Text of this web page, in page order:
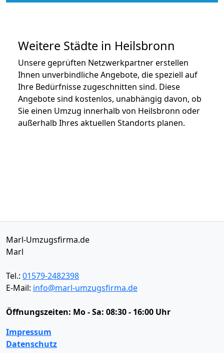
Weitere Städte in Heilsbronn
Unsere geprüften Netzwerkpartner erstellen
Ihnen unverbindliche Angebote, die speziell auf
Ihre Bedürfnisse zugeschnitten sind. Diese
Angebote sind kostenlos, unabhängig davon, ob
Sie einen Umzug innerhalb von Heilsbronn oder
außerhalb Ihres aktuellen Standorts planen.
Marl-Umzugsfirma.de
Marl
Tel.: 01579-2482398
E-Mail: info@marl-umzugsfirma.de
Öffnungszeiten: Mo - Sa: 08:30 - 16:00 Uhr
Impressum
Datenschutz